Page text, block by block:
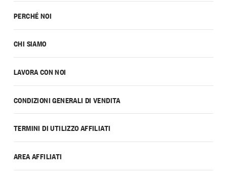
PERCHÉ NOI
CHI SIAMO
LAVORA CON NOI
CONDIZIONI GENERALI DI VENDITA
TERMINI DI UTILIZZO AFFILIATI
AREA AFFILIATI